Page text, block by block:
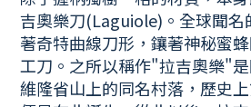
吉奧樂刀(Laguiole)。全球聞名
著奇特曲線刀形，鑲著神秘蜜
工刀。之所以稱作"拉吉奧樂"
維隆省山上的同名村落，歷史